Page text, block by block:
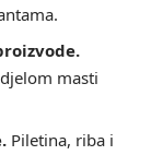
masti
Piletina, riba i